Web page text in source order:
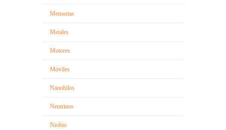
Memorias
Metales
Motores
Móviles
Nanohilos
Neutrinos
Niobio